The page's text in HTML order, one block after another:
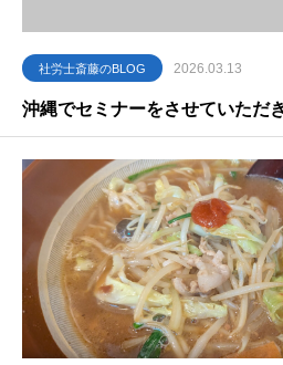
社労士斎藤のBLOG 2026.03.13
沖縄でセミナーをさせていただ